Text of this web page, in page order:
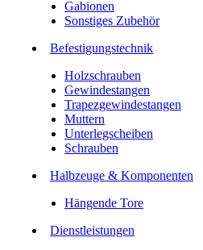
Gabionen
Sonstiges Zubehör
Befesti­gungstechnik
Holzschrauben
Gewindestangen
Trapezgewindestangen
Muttern
Unterlegscheiben
Schrauben
Halbzeuge & Komponenten
Hängende Tore
Dienstleistungen